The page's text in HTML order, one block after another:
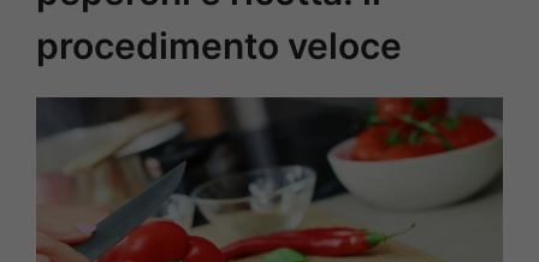
procedimento veloce